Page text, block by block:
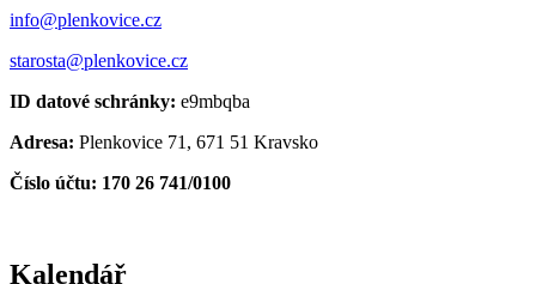
info@plenkovice.cz
starosta@plenkovice.cz
ID datové schránky: e9mbqba
Adresa: Plenkovice 71, 671 51 Kravsko
Číslo účtu: 170 26 741/0100
Kalendář